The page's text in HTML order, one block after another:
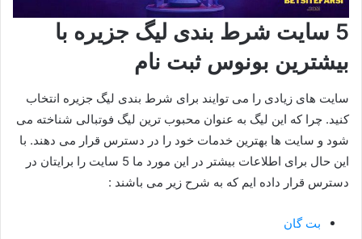
5 سایت شرط بندی لیگ جزیره با
بیشترین بونوس ثبت نام
سایت های زیادی را می توایند برای شرط بندی لیگ جزیره انتخاب
کنید. چرا که این لیگ به عنوان محبوب ترین لیگ فوتبالی شناخته می
شود و سایت ها بهترین خدمات خود را در دسترس قرار می دهند. با
این حال برای اطلاعات بیشتر در این مورد ما 5 سایت را برایتان در
دسترس قرار داده ایم که به شرح زیر می باشند :
بت گان